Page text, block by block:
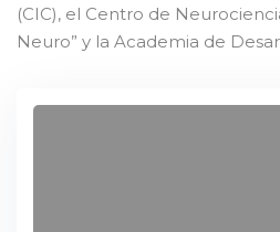
(CIC), el Centro de
Neuro” y la Academia de